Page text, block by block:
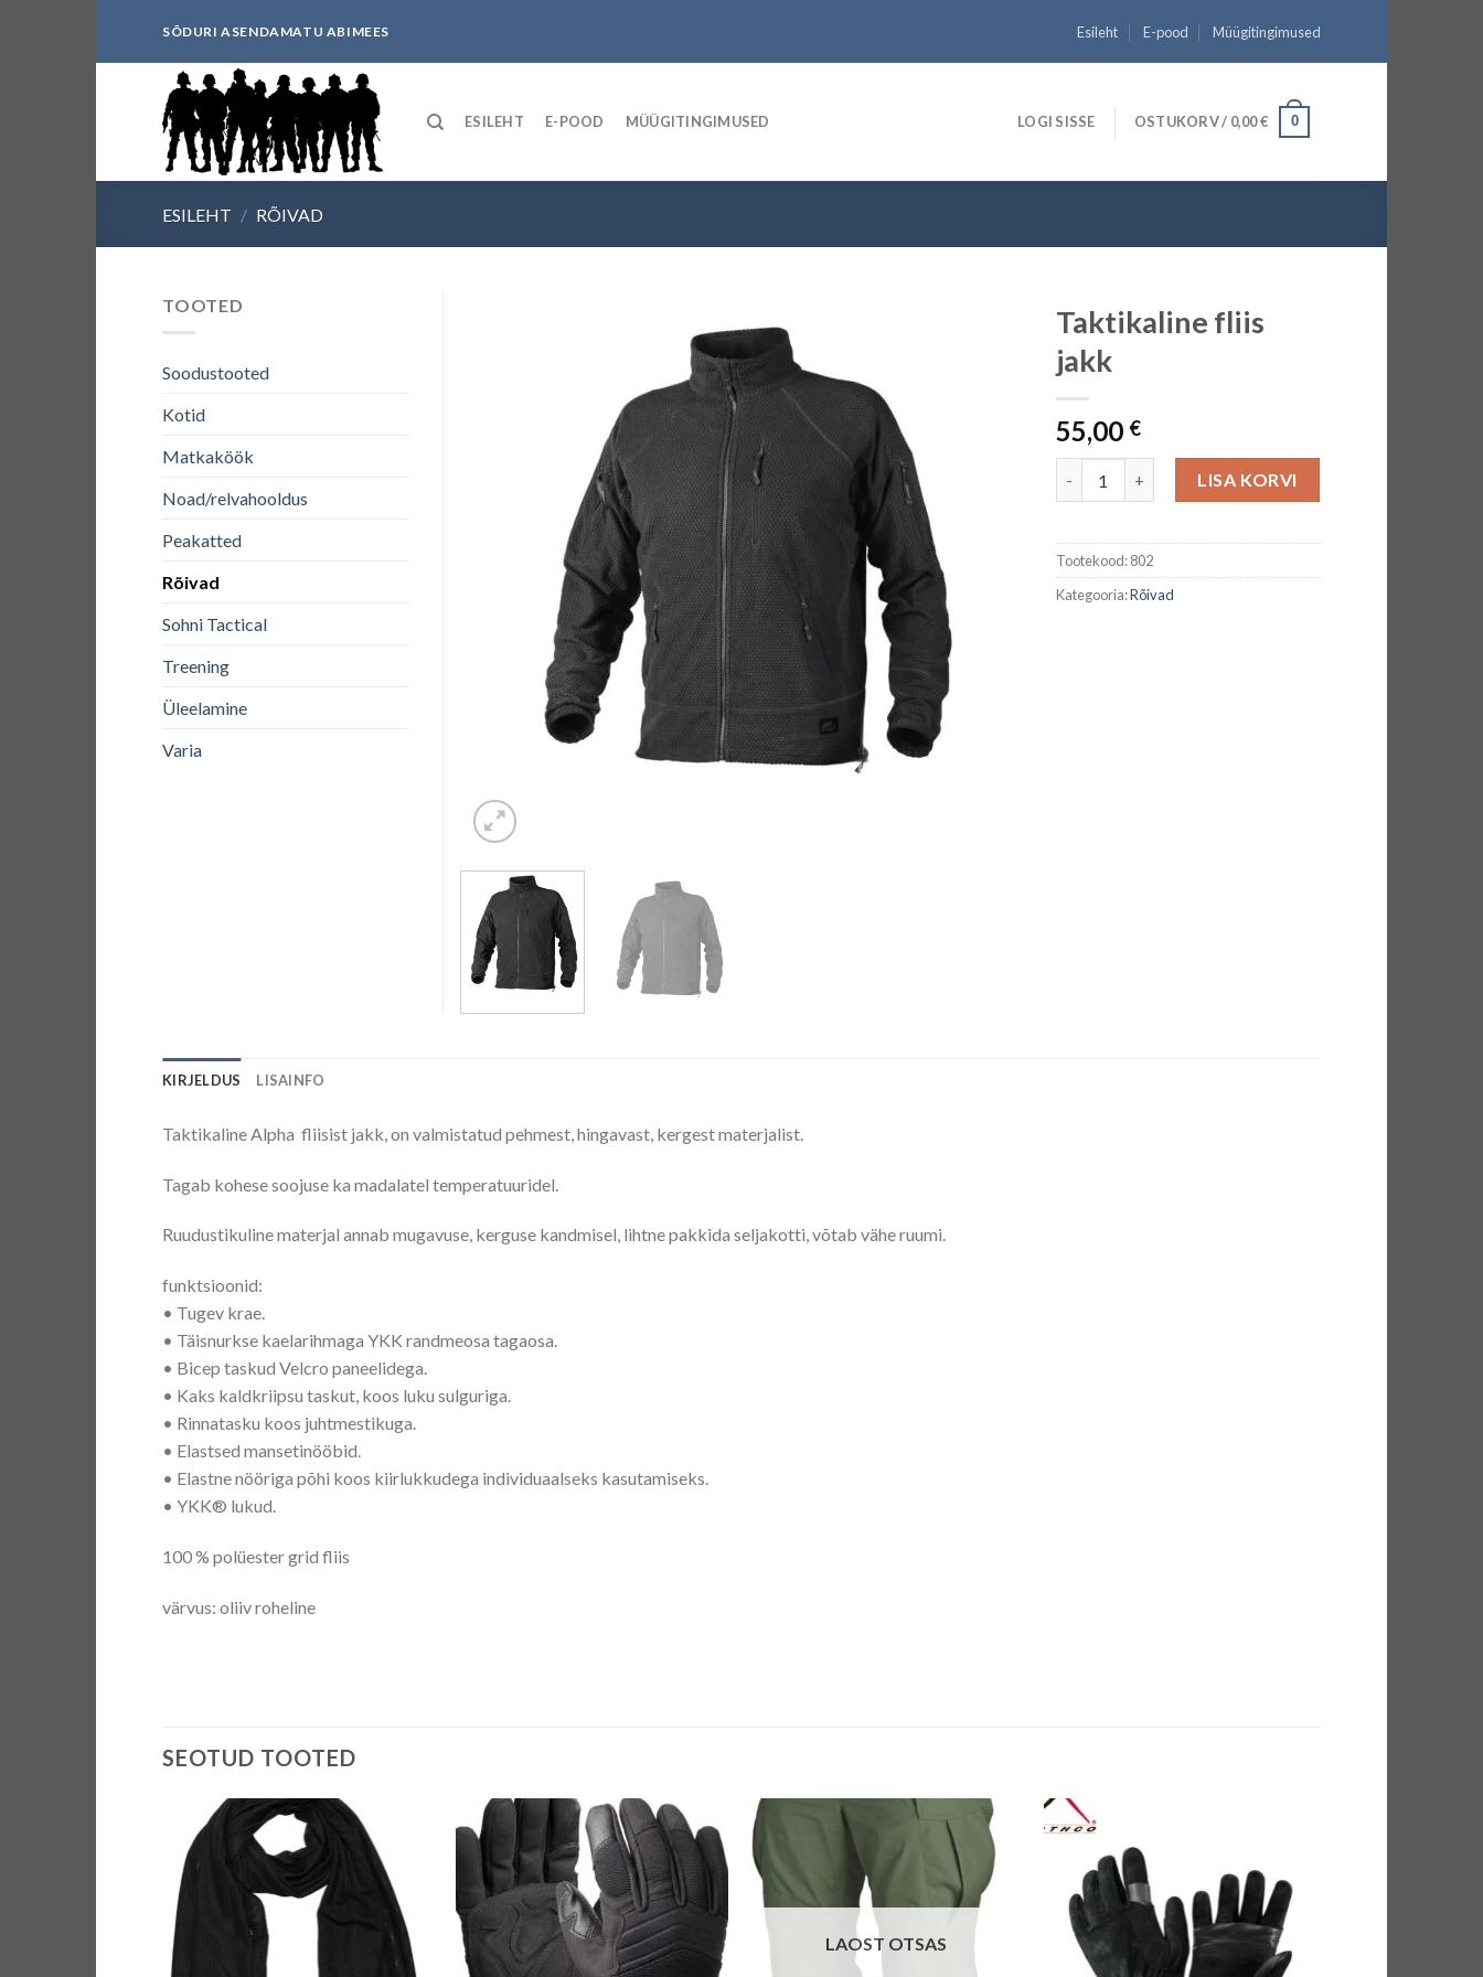
content
SÕDURI ASENDAMATU ABIMEES Esileht E-pood Müügitingimused
ESILEHT E-POOD MÜÜGITINGIMUSED LOGI SISSE OSTUKORV / 0,00€ 0
ESILEHT / RÕIVAD
Taktikaline fliis
jakk
55,00 €
LISA KORVI
Tootekood:802
Kategooria:Rõivad
TOOTED
Soodustooted
Kotid
Matkaköök
Noad/relvahooldus
Peakatted
Rõivad
Sohni Tactical
Treening
Üleelamine
Varia
KIRJELDUS LISAINFO
Taktikaline Alpha fliisist jakk, on valmistatud pehmest, hingavast, kergest materjalist.
Tagab kohese soojuse ka madalatel temperatuuridel.
Ruudustikuline materjal annab mugavuse, kerguse kandmisel, lihtne pakkida seljakotti, võtab vähe ruumi.
funktsioonid:
• Tugev krae.
• Täisnurkse kaelarihmaga YKK randmeosa tagaosa.
• Bicep taskud Velcro paneelidega.
• Kaks kaldkriipsu taskut, koos luku sulguriga.
• Rinnatasku koos juhtmestikuga.
• Elastsed mansetinööbid.
• Elastne nööriga põhi koos kiirlukkudega individuaalseks kasutamiseks.
• YKK® lukud.
100 % polüester grid fliis
värvus: oliiv roheline
SEOTUD TOOTED
LAOST OTSAS